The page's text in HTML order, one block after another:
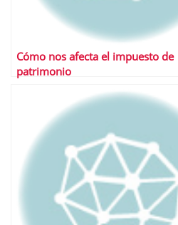
Cómo nos afecta el impuesto de
patrimonio